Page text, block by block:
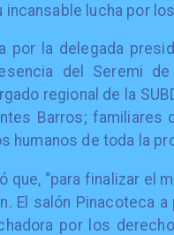
incansable lucha por los
por la delegada
del Seremi de
regional de la
Barros; familiares
humanos de toda la
que, “para finalizar el
El salón Pinacoteca
por los